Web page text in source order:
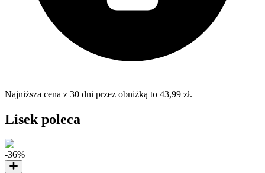
Najniższa cena z 30 dni przez obniżką to 43,99 zł.
Lisek poleca
-36%